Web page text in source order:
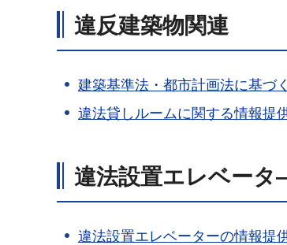
違反建築物関連
建築基準法・都市計画法に基づ
違法貸しルームに関する情報提
違法設置エレベー
違法設置エレベーターの情報提